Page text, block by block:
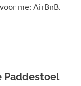
me: AirBnB.
Paddestoel